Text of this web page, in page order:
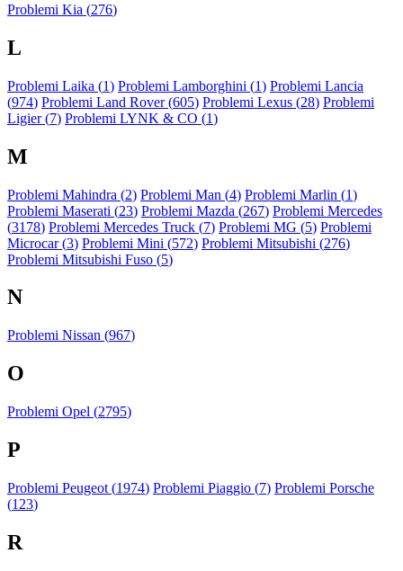
Problemi Kia (276)
L
Problemi Laika (1) Problemi Lamborghini (1) Problemi Lancia
(974) Problemi Land Rover (605) Problemi Lexus (28) Problemi
Ligier (7) Problemi LYNK & CO (1)
M
Problemi Mahindra (2) Problemi Man (4) Problemi Marlin (1)
Problemi Maserati (23) Problemi Mazda (267) Problemi Mercedes
(3178) Problemi Mercedes Truck (7) Problemi MG (5) Problemi
Microcar (3) Problemi Mini (572) Problemi Mitsubishi (276)
Problemi Mitsubishi Fuso (5)
N
Problemi Nissan (967)
O
Problemi Opel (2795)
P
Problemi Peugeot (1974) Problemi Piaggio (7) Problemi Porsche
(123)
R